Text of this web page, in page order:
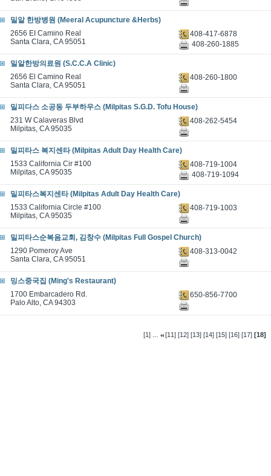
밀알 한방병원 (Meeral Acupuncture &Herbs)
2656 EI Camino Real
Santa Clara, CA 95051
408-417-6878
408-260-1885
밀알한방의료원 (S.C.C.A Clinic)
2656 El Camino Real
Santa Clara, CA 95051
408-260-1800
밀피다스 소공동 두부하우스 (Milpitas S.G.D. Tofu House)
231 W Calaveras Blvd
Milpitas, CA 95035
408-262-5454
밀피타스 복지센타 (Milpitas Adult Day Health Care)
1533 California Cir #100
Milpitas, CA 95035
408-719-1004
408-719-1094
밀피타스복지센타 (Milpitas Adult Day Health Care)
1533 California Circle #100
Milpitas, CA 95035
408-719-1003
밀피타스순복음교회, 김창수 (Milpitas Full Gospel Church)
1290 Pomeroy Ave
Santa Clara, CA 95051
408-313-0042
밍스중국집 (Ming's Restaurant)
1700 Embarcadero Rd.
Palo Alto, CA 94303
650-856-7700
[1] ... [11] [12] [13] [14] [15] [16] [17] [18]